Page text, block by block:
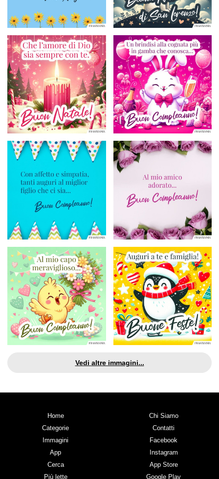
Vedi altre immagini...
Home
Categorie
Immagini
App
Cerca
Più lette
Chi Siamo
Contatti
Facebook
Instagram
App Store
Google Play